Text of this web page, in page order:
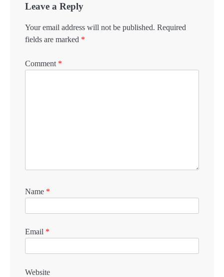
Leave a Reply
Your email address will not be published. Required
fields are marked *
Comment *
Name *
Email *
Website